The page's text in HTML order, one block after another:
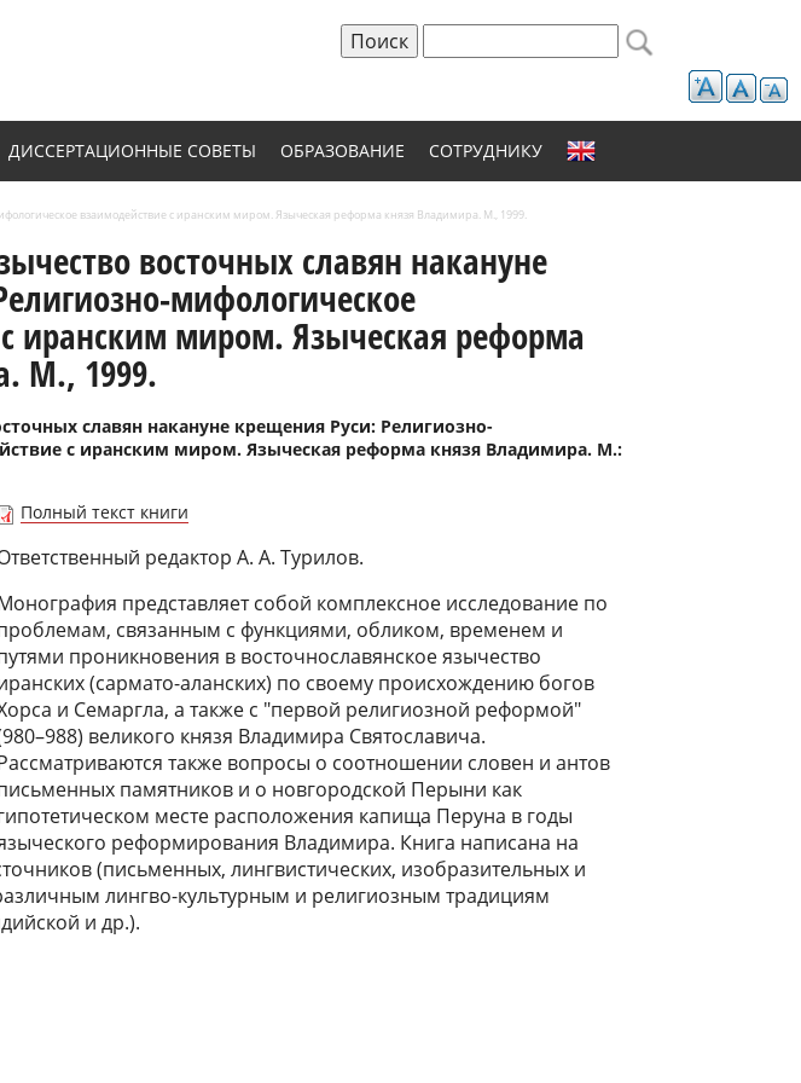
Форма поиска
ДИССЕРТАЦИОННЫЕ СОВЕТЫ ОБРАЗОВАНИЕ СОТРУДНИКУ
взаимодействие с иранским миром. Языческая реформа князя Владимира. М., 1999.
восточных славян накануне
мифологическое
иранским миром. Языческая реформа
М., 1999.
славян накануне крещения Руси: Религиозно-
с иранским миром. Языческая реформа князя Владимира. М.:
Полный текст книги
редактор А. А. Турилов.
представляет собой комплексное исследование по
связанным с функциями, обликом, временем и
проникновения в восточнославянское язычество
(сармато-аланских) по своему происхождению богов
и Семаргла, а также с "первой религиозной реформой"
великого князя Владимира Святославича.
также вопросы о соотношении словен и антов
памятников и о новгородской Перыни как
месте расположения капища Перуна в годы
реформирования Владимира. Книга написана на
(письменных, лингвистических, изобразительных и
лингво-культурным и религиозным традициям
и др.).